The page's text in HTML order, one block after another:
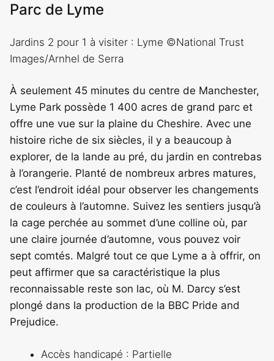
Parc de Lyme
Jardins 2 pour 1 à visiter : Lyme ©National Trust
Images/Arnhel de Serra
À seulement 45 minutes du centre de Manchester,
Lyme Park possède 1 400 acres de grand parc et
offre une vue sur la plaine du Cheshire. Avec une
histoire riche de six siècles, il y a beaucoup à
explorer, de la lande au pré, du jardin en contrebas
à l’orangerie. Planté de nombreux arbres matures,
c’est l’endroit idéal pour observer les changements
de couleurs à l’automne. Suivez les sentiers jusqu’à
la cage perchée au sommet d’une colline où, par
une claire journée d’automne, vous pouvez voir
sept comtés. Malgré tout ce que Lyme a à offrir, on
peut affirmer que sa caractéristique la plus
reconnaissable reste son lac, où M. Darcy s’est
plongé dans la production de la BBC Pride and
Prejudice.
Accès handicapé : Partielle